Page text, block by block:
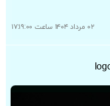
۰۲ مرداد ۱۴۰۴ ساعت ۱۷:۱۹:۰۰